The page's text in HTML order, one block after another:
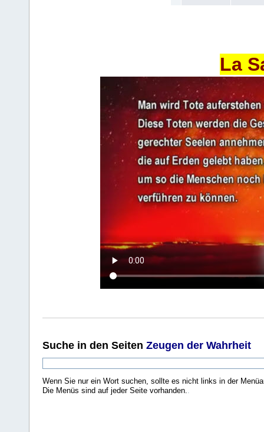
La
Suche in den Seiten Zeugen der Wahrheit
Wenn Sie nur ein Wort suchen, sollte es nicht links in der
Die Menüs sind auf jeder Seite vorhanden.